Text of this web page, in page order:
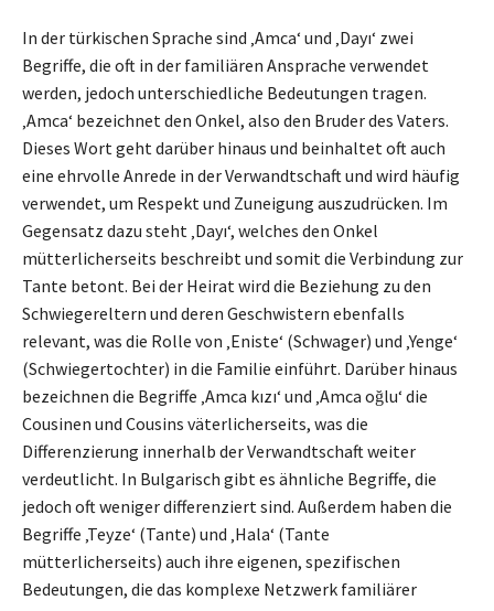
In der türkischen Sprache sind ‚Amca‘ und ‚Dayı‘ zwei
Begriffe, die oft in der familiären Ansprache verwendet
werden, jedoch unterschiedliche Bedeutungen tragen.
‚Amca‘ bezeichnet den Onkel, also den Bruder des Vaters.
Dieses Wort geht darüber hinaus und beinhaltet oft auch
eine ehrvolle Anrede in der Verwandtschaft und wird häufig
verwendet, um Respekt und Zuneigung auszudrücken. Im
Gegensatz dazu steht ‚Dayı‘, welches den Onkel
mütterlicherseits beschreibt und somit die Verbindung zur
Tante betont. Bei der Heirat wird die Beziehung zu den
Schwiegereltern und deren Geschwistern ebenfalls
relevant, was die Rolle von ‚Eniste‘ (Schwager) und ‚Yenge‘
(Schwiegertochter) in die Familie einführt. Darüber hinaus
bezeichnen die Begriffe ‚Amca kızı‘ und ‚Amca oğlu‘ die
Cousinen und Cousins väterlicherseits, was die
Differenzierung innerhalb der Verwandtschaft weiter
verdeutlicht. In Bulgarisch gibt es ähnliche Begriffe, die
jedoch oft weniger differenziert sind. Außerdem haben die
Begriffe ‚Teyze‘ (Tante) und ‚Hala‘ (Tante
mütterlicherseits) auch ihre eigenen, spezifischen
Bedeutungen, die das komplexe Netzwerk familiärer